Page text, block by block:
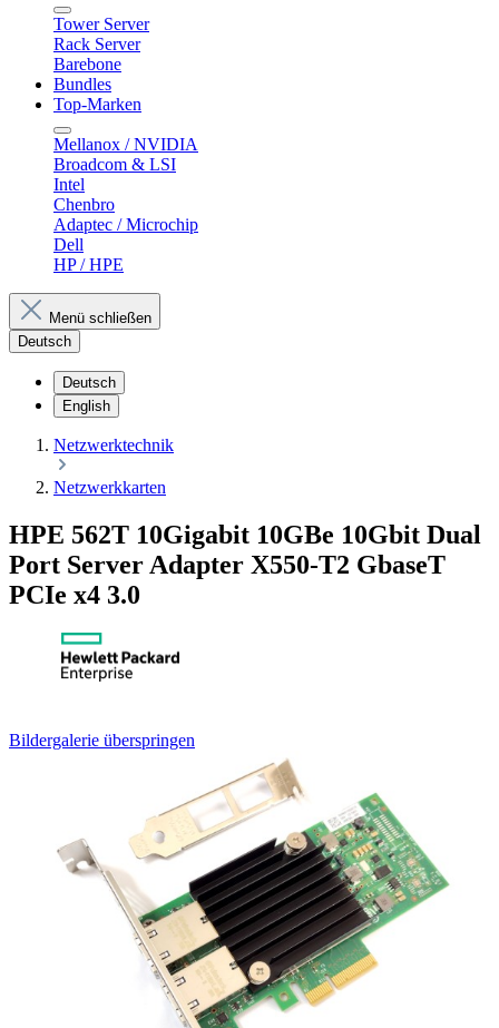
Tower Server
Rack Server
Barebone
Bundles
Top-Marken
Mellanox / NVIDIA
Broadcom & LSI
Intel
Chenbro
Adaptec / Microchip
Dell
HP / HPE
Menü schließen
Deutsch
Deutsch
English
Netzwerktechnik
Netzwerkkarten
HPE 562T 10Gigabit 10GBe 10Gbit Dual
Port Server Adapter X550-T2 GbaseT
PCIe x4 3.0
Bildergalerie überspringen